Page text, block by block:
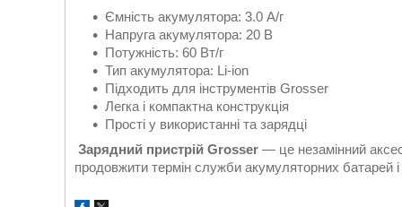
Ємність акумулятора: 3.0 А/г
Напруга акумулятора: 20 В
Потужність: 60 Вт/г
Тип акумулятора: Li-ion
Підходить для інструментів Grosser
Легка і компактна конструкція
Прості у використанні та зарядці
Зарядний пристрій Grosser — це незамінний
продовжити термін служби акумуляторних батарей